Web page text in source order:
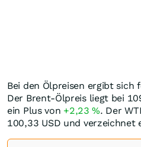
Bei den Ölpreisen ergibt sich
Der Brent-Ölpreis liegt bei
ein Plus von +2,23%. Der
100,33 USD und verzeichnet